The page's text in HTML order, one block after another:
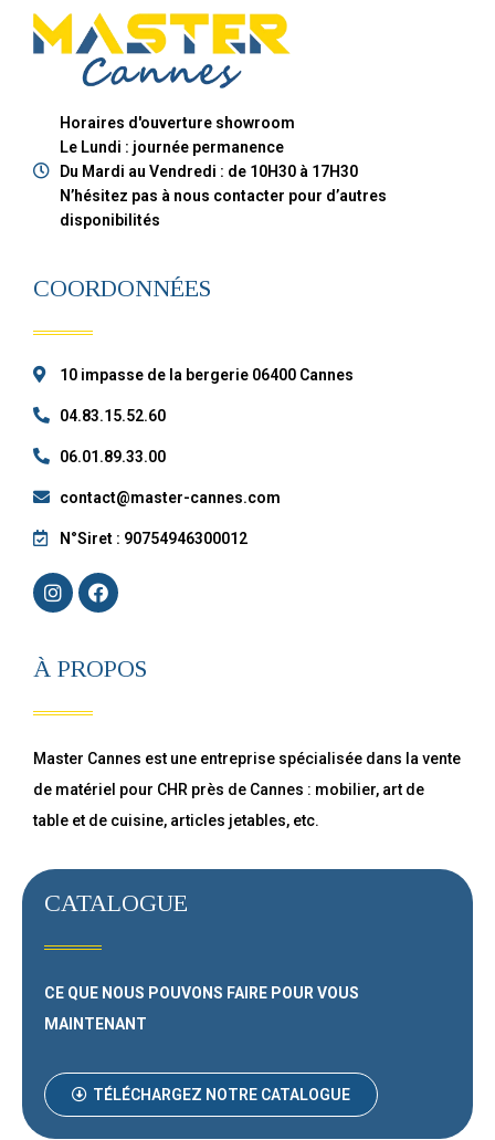
Horaires d'ouverture showroom
Le Lundi : journée permanence
Du Mardi au Vendredi : de 10H30 à 17H30
N’hésitez pas à nous contacter pour d’autres
disponibilités
COORDONNÉES
10 impasse de la bergerie 06400 Cannes
04.83.15.52.60
06.01.89.33.00
contact@master-cannes.com
N°Siret : 90754946300012
À PROPOS
Master Cannes est une entreprise spécialisée dans la vente
de matériel pour CHR près de Cannes : mobilier, art de
table et de cuisine, articles jetables, etc.
CATALOGUE
CE QUE NOUS POUVONS FAIRE POUR VOUS
MAINTENANT
TÉLÉCHARGEZ NOTRE CATALOGUE